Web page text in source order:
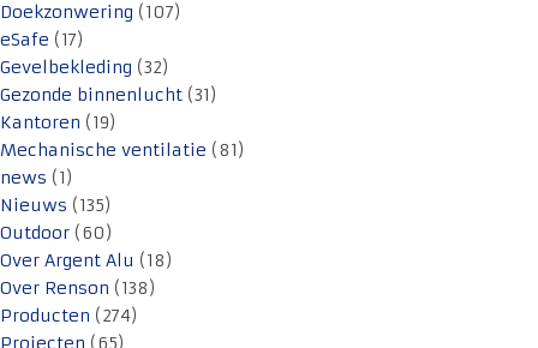
Doekzonwering (107)
eSafe (17)
Gevelbekleding (32)
Gezonde binnenlucht (31)
Kantoren (19)
Mechanische ventilatie (81)
news (1)
Nieuws (135)
Outdoor (60)
Over Argent Alu (18)
Over Renson (138)
Producten (274)
Projecten (65)